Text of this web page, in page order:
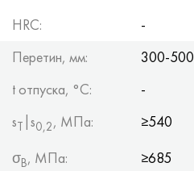
HRC:
-
Перетин, мм:
300-500
t отпуска, °C:
-
sТ |s0,2, МПа:
≥540
σB, МПа:
≥685